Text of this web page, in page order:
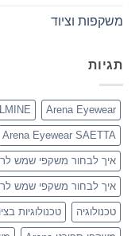
משקפות וציוד
תגיות
Arena Eyewear
Arena Eyewear SAETTA
איך לבחור משקפי שמש
איך לבחור משקפי שמש
טכנולוגיה טכנולוגיות